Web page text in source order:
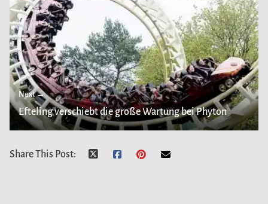
Next →
Efteling verschiebt die große Wartung bei Phyton
Share This Post: